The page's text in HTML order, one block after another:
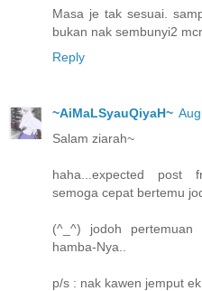
Masa je tak sesuai.
bukan nak sembunyi2
Reply
~AiMaLSyauQiyaH~
Salam ziarah~
haha...expected post
semoga cepat bertemu
(^_^) jodoh
hamba-Nya..
p/s : nak kawen jemput